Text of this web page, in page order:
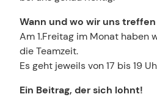
Wann und wo wir uns treffen
Am 1.Freitag im Monat haben
die Teamzeit.
Es geht jeweils von 17 bis 19
Ein Beitrag, der sich lohnt!